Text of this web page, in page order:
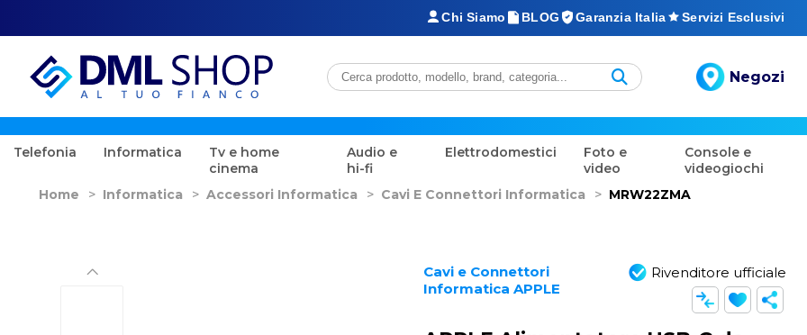
Chi Siamo BLOG Garanzia Italia Servizi Esclusivi
Negozi
Telefonia Informatica
Tv e home
cinema
Audio e
hi-fi
Elettrodomestici
Foto e
video
Console e
videogiochi
Home > Informatica > Accessori Informatica > Cavi E Connettori Informatica > MRW22ZMA
Cavi e Connettori
Informatica APPLE
Rivenditore ufficiale